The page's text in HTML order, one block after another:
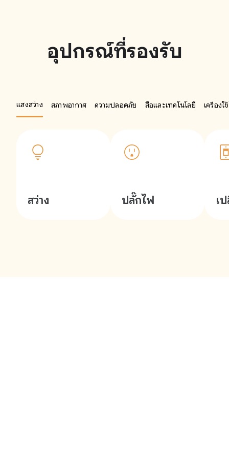
อุปกรณ์ที่รองรับ
แสงสว่าง สภาพอากาศ ความปลอดภัย สื่อและเทคโนโลยี เครื่อง
สว่าง ปลั๊กไฟ เ